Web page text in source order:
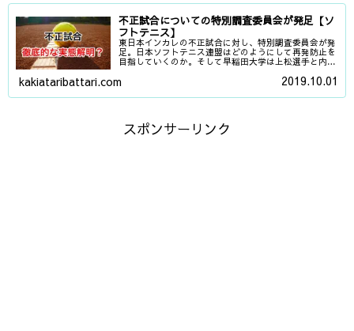
不正試合についての特別調査委員会が発足【ソ
フトテニス】
東日本インカレの不正試合に対し、特別調査委員会が発
足。日本ソフトテニス連盟はどのようにして再発防止を
目指していくのか。そして早稲田大学は上松選手と内田
kakiataribattari.com 2019.10.01
スポンサーリンク